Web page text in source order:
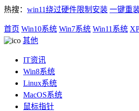
热搜： win11绕过硬件限制安装 一键重
首页 Win10系统 Win7系统 Win11系统
其他
IT资讯
Win8系统
Linux系统
MacOS系统
鼠标指针